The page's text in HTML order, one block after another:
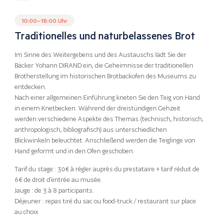
10:00–18:00 Uhr
Traditionelles und naturbelassenes Brot
Im Sinne des Weitergebens und des Austauschs lädt Sie der
Bäcker Yohann DIRAND ein, die Geheimnisse der traditionellen
Brotherstellung im historischen Brotbackofen des Museums zu
entdecken.
Nach einer allgemeinen Einführung kneten Sie den Teig von Hand
in einem Knetbecken. Während der dreistündigen Gehzeit
werden verschiedene Aspekte des Themas (technisch, historisch,
anthropologisch, bibliografisch) aus unterschiedlichen
Blickwinkeln beleuchtet. Anschließend werden die Teiglinge von
Hand geformt und in den Ofen geschoben.
Tarif du stage : 30€ à régler auprès du prestataire + tarif réduit de
6€ de droit d’entrée au musée.
Jauge : de 3 à 8 participants.
Déjeuner : repas tiré du sac ou food-truck / restaurant sur place
au choix